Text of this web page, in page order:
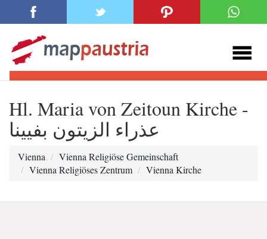
Hl. Maria von Zeitoun Kirche -
عذراء الزيتون بفيينا
Vienna
Vienna Religiöse Gemeinschaft
Vienna Religiöses Zentrum
Vienna Kirche